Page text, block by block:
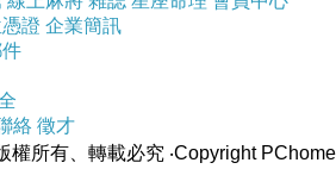
情報工作。
參政權需要一定的保障，前
權所利用。也就是說，「國
證 企業簡訊
絡 徵才
權所有、轉載必究 ‧Copyright PChome